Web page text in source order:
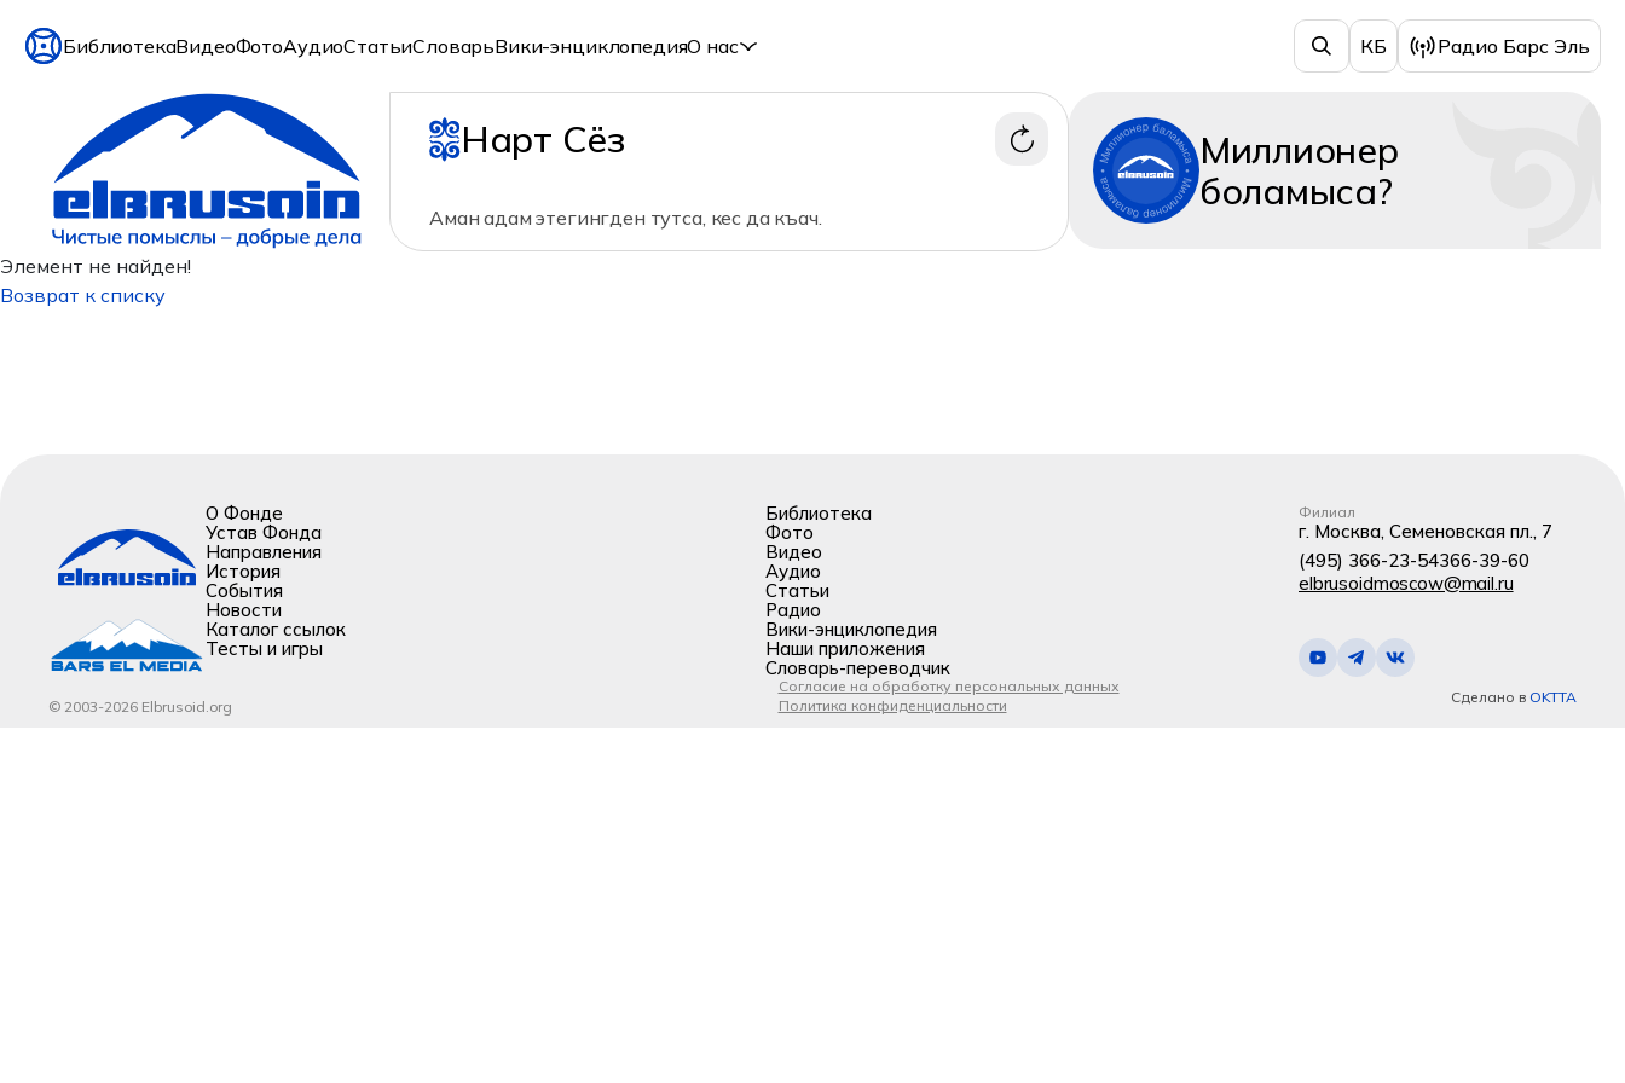
БиблиотекаВидеоФотоАудиоСтатьиСловарьВики-энциклопедияО нас КБ Радио Барс Эль
Нарт Сёз
Аман адам этегингден тутса, кес да къач.
Миллионер
боламыса?
Элемент не найден!
Возврат к списку
О Фонде
Устав Фонда
Направления
История
События
Новости
Каталог ссылок
Тесты и игры
Библиотека
Фото
Видео
Аудио
Статьи
Радио
Вики-энциклопедия
Наши приложения
Словарь-переводчик
Филиал
г. Москва, Семеновская пл., 7
(495) 366-23-54366-39-60
elbrusoidmoscow@mail.ru
© 2003-2026 Elbrusoid.org
Согласие на обработку персональных данных
Политика конфиденциальности
Сделано в OKTTA